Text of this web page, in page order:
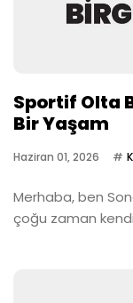
Sportif Olta
Bir Yaşam
Haziran 01, 2026
Merhaba, ben
çoğu zaman